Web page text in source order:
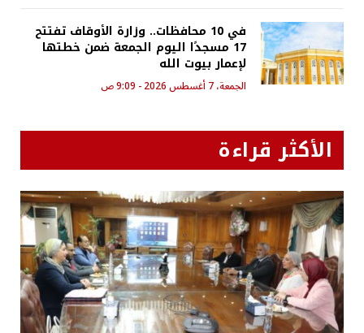
في 10 محافظات.. وزارة الأوقاف تفتتح
17 مسجدًا اليوم الجمعة ضمن خطتها
لإعمار بيوت الله
الجمعة، 7 أغسطس 2026 - 9:09 ص
الأكثر قراءة